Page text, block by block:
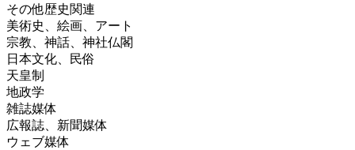
その他歴史関連
美術史、絵画、アート
宗教、神話、神社仏閣
日本文化、民俗
天皇制
地政学
雑誌媒体
広報誌、新聞媒体
ウェブ媒体